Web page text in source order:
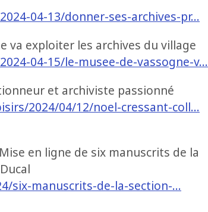
04-13/donner-ses-archives-pr…
va exploiter les archives du village
04-15/le-musee-de-vassogne-v…
et archiviste passionné
2024/04/12/noel-cressant-coll…
en ligne de six manuscrits de la
six-manuscrits-de-la-section-…